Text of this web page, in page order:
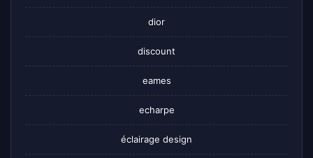
dior
discount
eames
echarpe
éclairage design